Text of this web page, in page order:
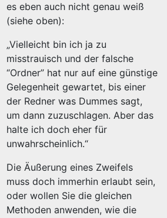
es eben auch nicht genau weiß
(siehe oben):
„Vielleicht bin ich ja zu
misstrauisch und der falsche
“Ordner” hat nur auf eine günstige
Gelegenheit gewartet, bis einer
der Redner was Dummes sagt,
um dann zuzuschlagen. Aber das
halte ich doch eher für
unwahrscheinlich.“
Die Äußerung eines Zweifels
muss doch immerhin erlaubt sein,
oder wollen Sie die gleichen
Methoden anwenden, wie die